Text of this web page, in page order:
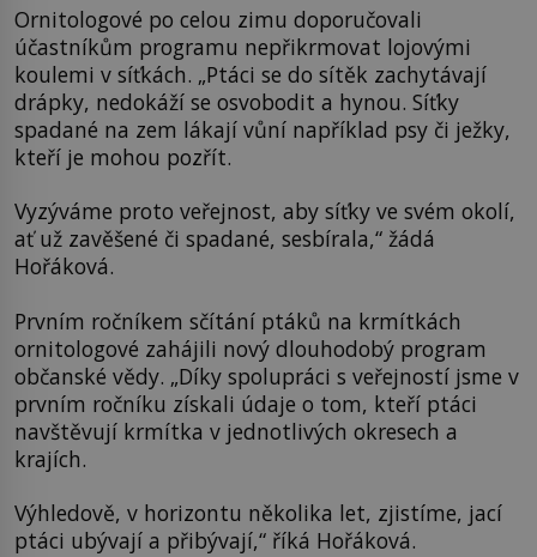
Ornitologové po celou zimu doporučovali
účastníkům programu nepřikrmovat lojovými
koulemi v síťkách. „Ptáci se do sítěk zachytávají
drápky, nedokáží se osvobodit a hynou. Síťky
spadané na zem lákají vůní například psy či ježky,
kteří je mohou pozřít.
Vyzýváme proto veřejnost, aby síťky ve svém okolí,
ať už zavěšené či spadané, sesbírala,“ žádá
Hořáková.
Prvním ročníkem sčítání ptáků na krmítkách
ornitologové zahájili nový dlouhodobý program
občanské vědy. „Díky spolupráci s veřejností jsme v
prvním ročníku získali údaje o tom, kteří ptáci
navštěvují krmítka v jednotlivých okresech a
krajích.
Výhledově, v horizontu několika let, zjistíme, jací
ptáci ubývají a přibývají,“ říká Hořáková.